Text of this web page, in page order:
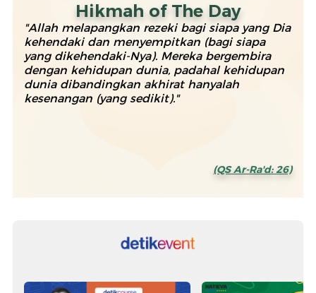
Hikmah of The Day
"Allah melapangkan rezeki bagi siapa yang Dia
kehendaki dan menyempitkan (bagi siapa
yang dikehendaki-Nya). Mereka bergembira
dengan kehidupan dunia, padahal kehidupan
dunia dibandingkan akhirat hanyalah
kesenangan (yang sedikit)."
(QS Ar-Ra'd: 26)